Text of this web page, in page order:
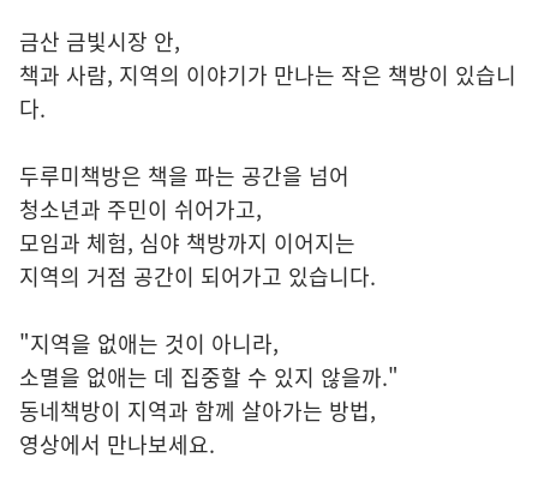
금산 금빛시장 안,
책과 사람, 지역의 이야기가 만나는 작은 책방이 있습니
다.
두루미책방은 책을 파는 공간을 넘어
청소년과 주민이 쉬어가고,
모임과 체험, 심야 책방까지 이어지는
지역의 거점 공간이 되어가고 있습니다.
"지역을 없애는 것이 아니라,
소멸을 없애는 데 집중할 수 있지 않을까."
동네책방이 지역과 함께 살아가는 방법,
영상에서 만나보세요.